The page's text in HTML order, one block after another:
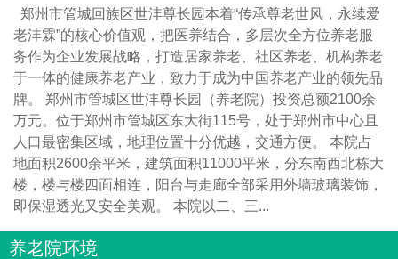
郑州市管城回族区世沣尊长园本着“传承尊老世风，永续爱
老沣霖”的核心价值观，把医养结合，多层次全方位养老服
务作为企业发展战略，打造居家养老、社区养老、机构养老
于一体的健康养老产业，致力于成为中国养老产业的领先品
牌。 郑州市管城区世沣尊长园（养老院）投资总额2100余
万元。位于郑州市管城区东大街115号，处于郑州市中心且
人口最密集区域，地理位置十分优越，交通方便。 本院占
地面积2600余平米，建筑面积11000平米，分东南西北栋大
楼，楼与楼四面相连，阳台与走廊全部采用外墙玻璃装饰，
即保湿透光又安全美观。 本院以二、三...
养老院环境